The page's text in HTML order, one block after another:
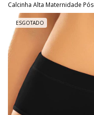
Calcinha Alta Maternidade
ESGOTADO